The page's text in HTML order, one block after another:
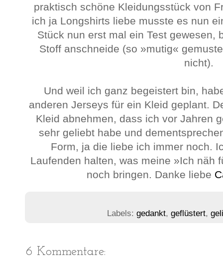
praktisch schöne Kleidungsstück von
ich ja Longshirts liebe musste es nun
Stück nun erst mal ein Test gewesen,
Stoff anschneide (so »mutig«
nicht).
Und weil ich ganz begeistert bin,
anderen Jerseys für ein Kleid geplant.
Kleid abnehmen, dass ich vor Jahren
sehr geliebt habe und
Form, ja die liebe ich immer noch.
Laufenden halten, was meine »Ich näh
noch bringen. Danke liebe
Labels:gedankt,geflüstert,
6 Kommentare: